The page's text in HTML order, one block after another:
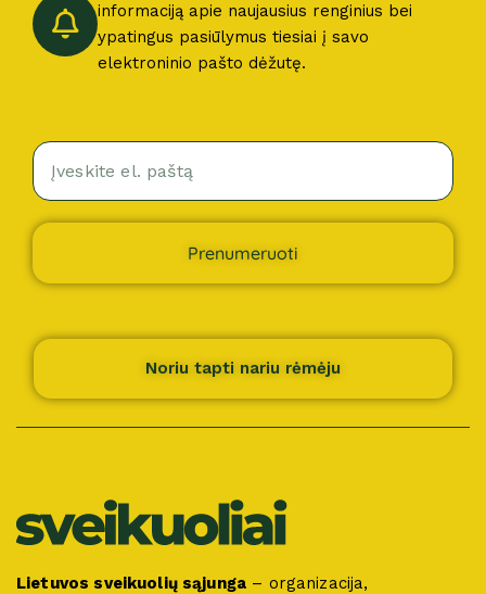
informaciją apie naujausius renginius bei
ypatingus pasiūlymus tiesiai į savo
elektroninio pašto dėžutę.
Prenumeruoti
Noriu tapti nariu rėmėju
Lietuvos sveikuolių sąjunga – organizacija,